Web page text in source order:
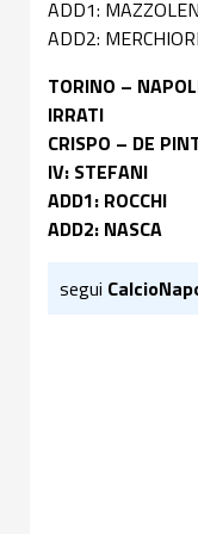
ADD1:
ADD2: MERCHIORI
TORINO –
IRRATI
CRISPO – DE
IV: STEFANI
ADD1: ROCCHI
ADD2: NASCA
segui